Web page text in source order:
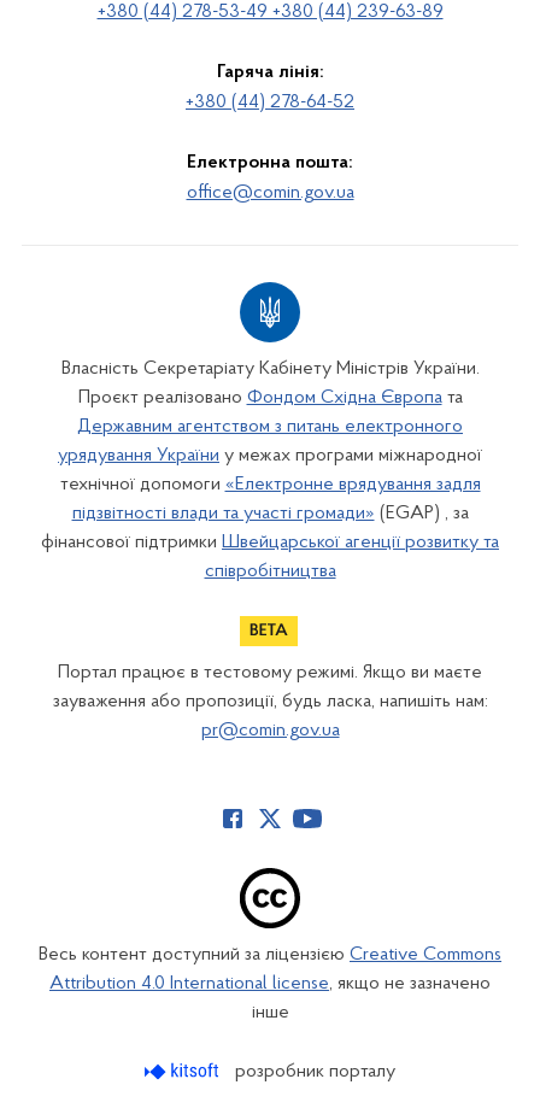
+380 (44) 278-53-49 +380 (44) 239-63-89
Гаряча лінія:
+380 (44) 278-64-52
Електронна пошта:
office@comin.gov.ua
Власність Секретаріату Кабінету Міністрів України.
Проєкт реалізовано Фондом Східна Європата
Державним агентством з питань електронного
урядування України у межах програми міжнародної
технічної допомоги «Електронне врядування задля
підзвітності влади та участі громади» (EGAP) , за
фінансової підтримки Швейцарської агенції розвитку та
співробітництва
Портал працює в тестовому режимі. Якщо ви маєте
зауваження або пропозиції, будь ласка, напишіть нам:
pr@comin.gov.ua
Весь контент доступний за ліцензією Creative Commons
Attribution 4.0 International license, якщо не зазначено
інше
розробник порталу